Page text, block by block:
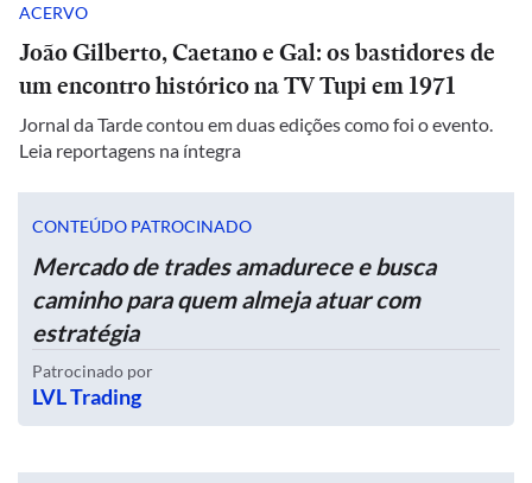
ACERVO
João Gilberto, Caetano e Gal: os bastidores de
um encontro histórico na TV Tupi em 1971
Jornal da Tarde contou em duas edições como foi o evento.
Leia reportagens na íntegra
CONTEÚDO PATROCINADO
Mercado de trades amadurece e busca
caminho para quem almeja atuar com
estratégia
Patrocinado por
LVL Trading